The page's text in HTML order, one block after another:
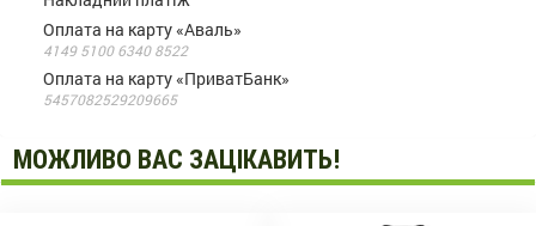
Оплата на карту «Аваль»
4149 5100 6340 8522
Оплата на карту «ПриватБанк»
5457082529209665
МОЖЛИВО ВАС ЗАЦІКАВИТЬ!